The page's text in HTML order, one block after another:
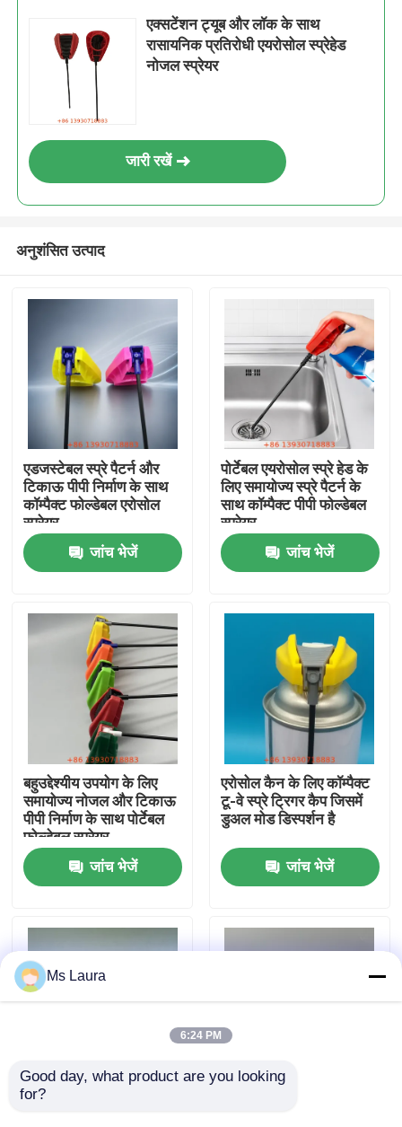
हमारे बारे में
कारखाना भ्रमण
गुणवत्ता नियंत्रण
संपर्क करें
समाचार
एक्सटेंशन ट्यूब और लॉक के साथ
रासायनिक प्रतिरोधी एयरोसोल स्प्रेहेड
नोजल स्प्रेयर
जारी रखें
अनुशंसित उत्पाद
एडजस्टेबल स्प्रे पैटर्न और
टिकाऊ पीपी निर्माण के साथ
कॉम्पैक्ट फोल्डेबल एरोसोल
स्प्रेयर
जांच भेजें
पोर्टेबल एयरोसोल स्प्रे हेड के
लिए समायोज्य स्प्रे पैटर्न के
साथ कॉम्पैक्ट पीपी फोल्डेबल
स्प्रेयर
जांच भेजें
बहुउद्देश्यीय उपयोग के लिए
समायोज्य नोजल और टिकाऊ
पीपी निर्माण के साथ पोर्टेबल
फोल्डेबल स्प्रेयर
जांच भेजें
एरोसोल कैन के लिए कॉम्पैक्ट
टू-वे स्प्रे ट्रिगर कैप जिसमें
डुअल मोड डिस्पर्शन है
जांच भेजें
औद्योगिक सफाई के लिए
Ms Laura
6:24 PM
Good day, what product are you looking
for?